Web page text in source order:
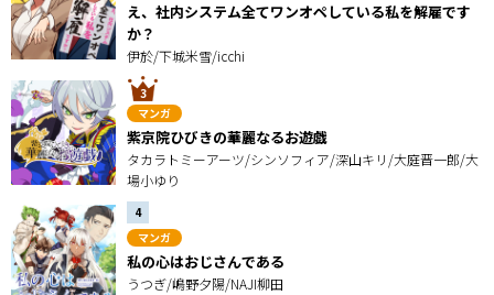
え、社内システム全てワンオペしている私を解雇です
か？
伊於/下城米雪/icchi
マンガ
紫京院ひびきの華麗なるお遊戯
タカラトミーアーツ/シンソフィア/深山キリ/大庭晋一郎/大
場小ゆり
マンガ
私の心はおじさんである
うつぎ/嶋野夕陽/NAJI柳田